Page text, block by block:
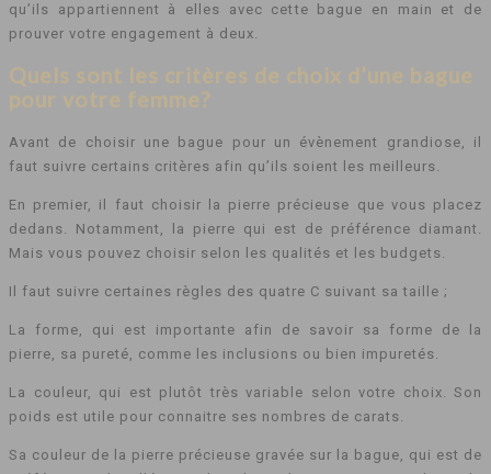
qu’ils appartiennent à elles avec cette bague en main et de
prouver votre engagement à deux.
Quels sont les critères de choix d’une bague
pour votre femme?
Avant de choisir une bague pour un évènement grandiose, il
faut suivre certains critères afin qu’ils soient les meilleurs.
En premier, il faut choisir la pierre précieuse que vous placez
dedans. Notamment, la pierre qui est de préférence diamant.
Mais vous pouvez choisir selon les qualités et les budgets.
Il faut suivre certaines règles des quatre C suivant sa taille ;
La forme, qui est importante afin de savoir sa forme de la
pierre, sa pureté, comme les inclusions ou bien impuretés.
La couleur, qui est plutôt très variable selon votre choix. Son
poids est utile pour connaitre ses nombres de carats.
Sa couleur de la pierre précieuse gravée sur la bague, qui est de